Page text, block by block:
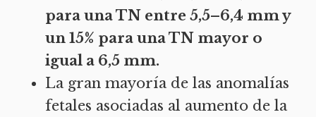
para una TN entre 5,5–6,4 mm y
un 15% para una TN mayor o
igual a 6,5 mm.
La gran mayoría de las anomalías
fetales asociadas al aumento de la